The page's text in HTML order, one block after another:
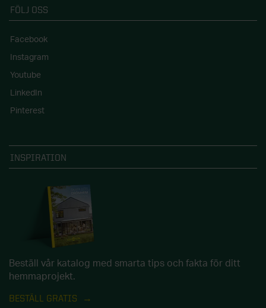
FÖLJ OSS
Facebook
Instagram
Youtube
LinkedIn
Pinterest
INSPIRATION
Beställ vår katalog med smarta tips och fakta för ditt
hemmaprojekt.
BESTÄLL GRATIS